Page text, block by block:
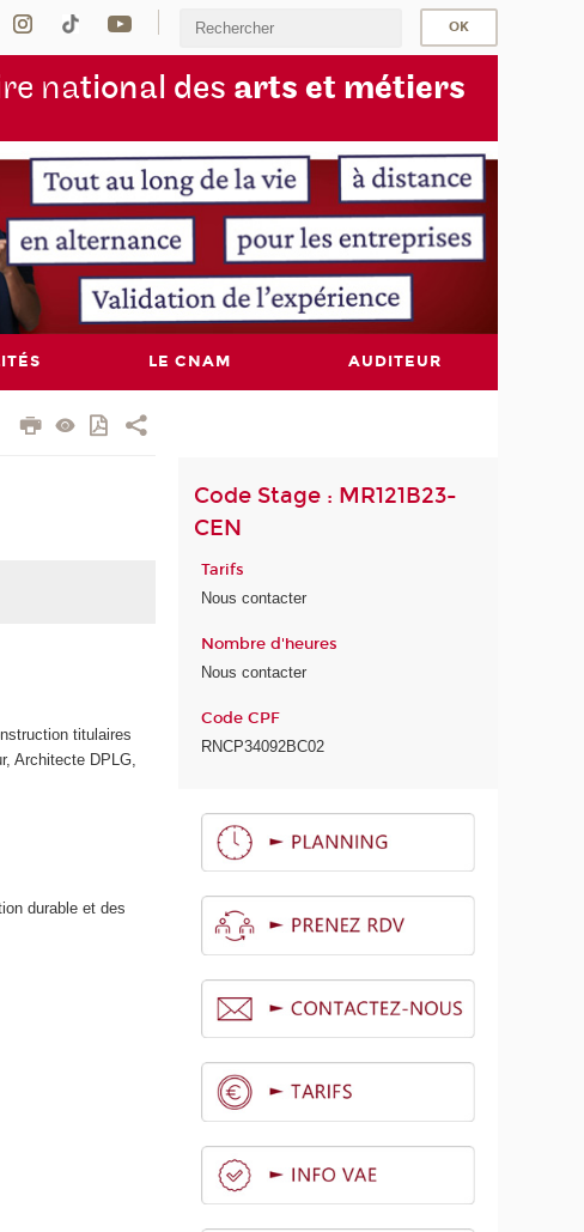
national des arts et métiers
LE CNAM AUDITEUR
titulaires
Architecte DPLG,
durable et des
Code Stage : MR121B23-
CEN
Tarifs
Nous contacter
Nombre d'heures
Nous contacter
Code CPF
RNCP34092BC02